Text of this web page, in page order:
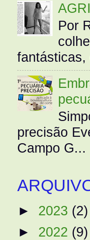
Por
fantásticas,
precisão
Campo G...
► 2023 (2)
► 2022 (9)